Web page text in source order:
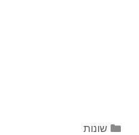
קטגוריות
שונות